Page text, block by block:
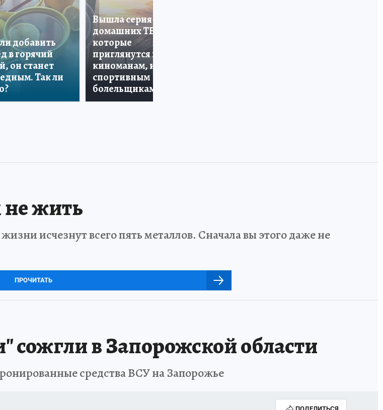
добавить
в горячий
он станет
Так ли
Вышла серия
домашних ТВ,
которые
приглянутся и
киноманам, и
спортивным
болельщикам
жить
исчезнут всего пять металлов. Сначала вы этого даже не
ПРОЧИТАТЬ
в Запорожской области
средства ВСУ на Запорожье